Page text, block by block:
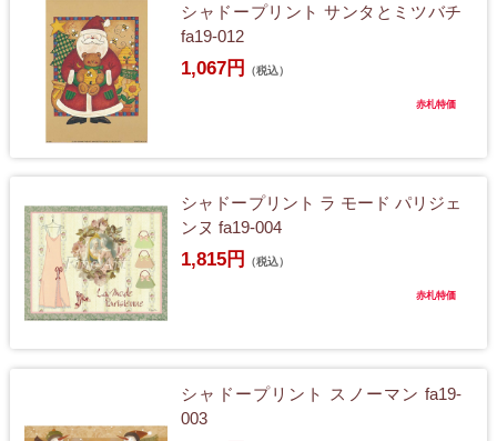
シャドープリント サンタとミツバチ
fa19-012
1,067円 （税込）
赤札特価
シャドープリント ラ モード パリジェ
ンヌ fa19-004
1,815円 （税込）
赤札特価
シャドープリント スノーマン fa19-
003